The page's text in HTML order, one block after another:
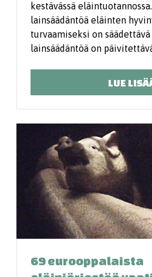
kestävässä
lainsäädäntöä eläinten
turvaamiseksi on
lainsäädäntöä on
LUE
69 eurooppalaista